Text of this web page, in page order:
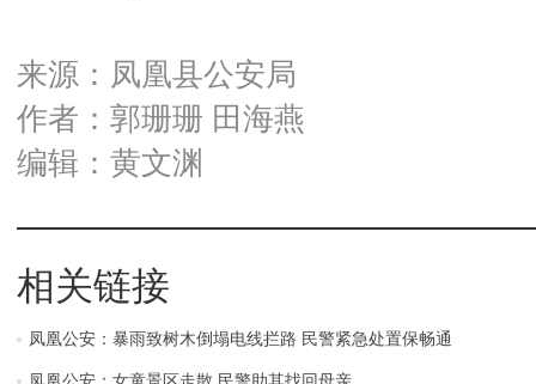
来源：凤凰县公安局
作者：郭珊珊 田海燕
编辑：黄文渊
相关链接
凤凰公安：暴雨致树木倒塌电线拦路 民警紧急处置保畅通